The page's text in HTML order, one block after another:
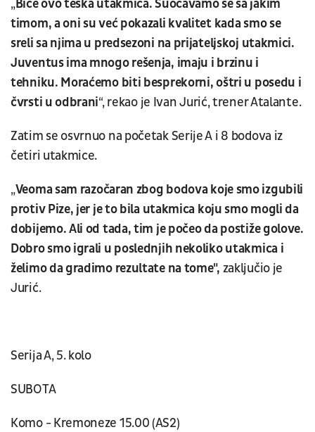
„Biće ovo teška utakmica. Suočavamo se sa jakim
timom, a oni su već pokazali kvalitet kada smo se
sreli sa njima u predsezoni na prijateljskoj utakmici.
Juventus ima mnogo rešenja, imaju i brzinu i
tehniku. Moraćemo biti besprekorni, oštri u posedu i
čvrsti u odbrani“, rekao je Ivan Jurić, trener Atalante.
Zatim se osvrnuo na početak Serije A i 8 bodova iz
četiri utakmice.
„Veoma sam razočaran zbog bodova koje smo izgubili
protiv Pize, jer je to bila utakmica koju smo mogli da
dobijemo. Ali od tada, tim je počeo da postiže golove.
Dobro smo igrali u poslednjih nekoliko utakmica i
želimo da gradimo rezultate na tome", zaključio je
Jurić.
Serija A, 5. kolo
SUBOTA
Komo - Kremoneze 15.00 (AS2)